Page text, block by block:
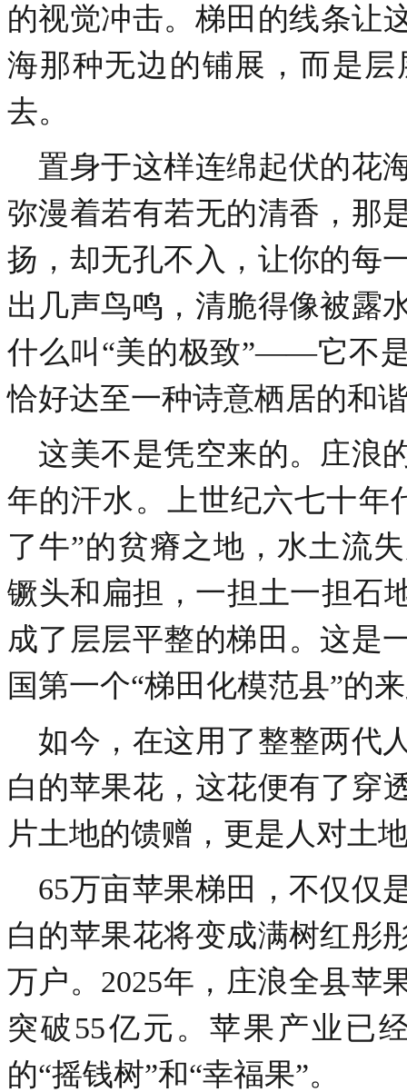
的视觉冲击。梯田的线条
海那种无边的铺展，而是
去。
置身于这样连绵起伏的花
弥漫着若有若无的清香，那
扬，却无孔不入，让你的每
出几声鸟鸣，清脆得像被露
什么叫“美的极致”——它不
恰好达至一种诗意栖居的和
这美不是凭空来的。庄浪
年的汗水。上世纪六七十年
了牛”的贫瘠之地，水土流
镢头和扁担，一担土一担石
成了层层平整的梯田。这是
国第一个“梯田化模范县”的
如今，在这用了整整两代
白的苹果花，这花便有了
片土地的馈赠，更是人对土
65万亩苹果梯田，不仅仅
白的苹果花将变成满树红彤
万户。2025年，庄浪全县苹
突破55亿元。苹果产业已
的“摇钱树”和“幸福果”。